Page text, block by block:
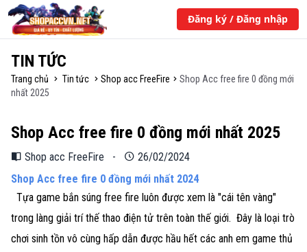
Đăng ký / Đăng nhập
TIN TỨC
Trang chủ Tin tức Shop acc FreeFire
Shop Acc free fire 0 đồng mới
nhất 2025
Shop Acc free fire 0 đồng mới nhất 2025
Shop acc FreeFire -
26/02/2024
Shop Acc free fire 0 đồng mới nhất 2024
Tựa game bắn súng free fire luôn được xem là "cái tên vàng"
trong làng giải trí thế thao điện tử trên toàn thế giới. Đây là loại trò
chơi sinh tồn vô cùng hấp dẫn được hầu hết các anh em game thủ